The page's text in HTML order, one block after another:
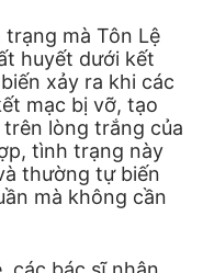
mà Tôn Lệ
huyết dưới kết
xảy ra khi các
mạc bị vỡ, tạo
lòng trắng của
tình trạng này
thường tự biến
mà không cần